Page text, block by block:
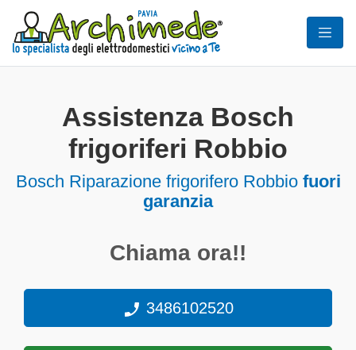
Assistenza Bosch
frigoriferi Robbio
Bosch Riparazione frigorifero Robbio fuori
garanzia
Chiama ora!!
3486102520